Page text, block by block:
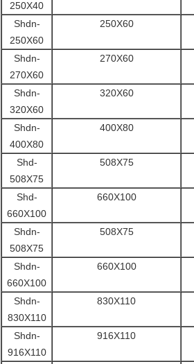
250X40
Shdn-
250X60
250X60
Shdn-
270X60
270X60
Shdn-
320X60
320X60
Shdn-
400X80
400X80
Shd-
508X75
508X75
Shd-
660X100
660X100
Shdn-
508X75
508X75
Shdn-
660X100
660X100
Shdn-
830X110
830X110
Shdn-
916X110
916X110